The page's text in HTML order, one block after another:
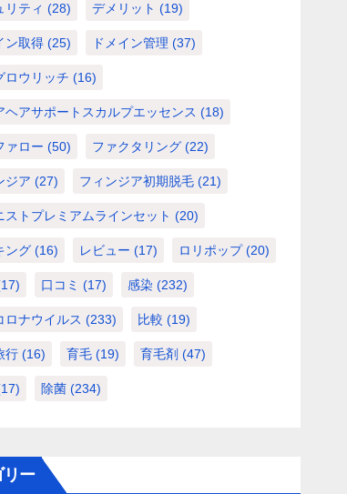
リティ (28) デメリット (19)
ン取得 (25) ドメイン管理 (37)
ロウリッチ (16)
ヘアサポートスカルプエッセンス (18)
ァロー (50) ファクタリング (22)
ジア (27) フィンジア初期脱毛 (21)
ストプレミアムラインセット (20)
ング (16) レビュー (17) ロリポップ(20)
口コミ (17) 感染 (232)
ロナウイルス (233) 比較 (19)
行 (16) 育毛 (19) 育毛剤 (47)
除菌 (234)
リー